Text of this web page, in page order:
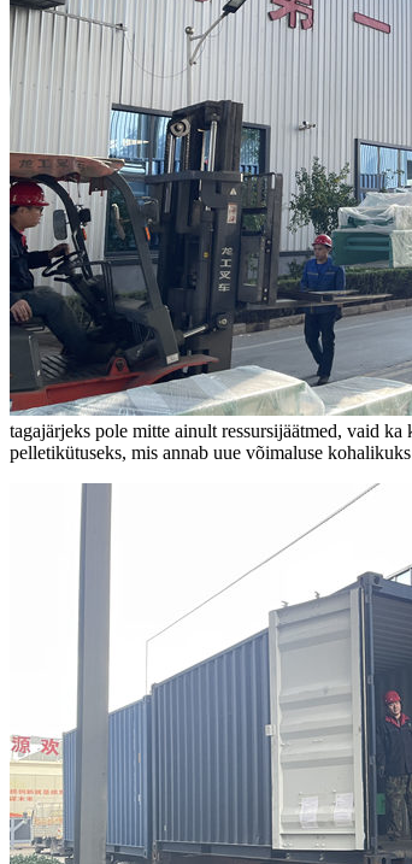
tagajärjeks pole mitte ainult ressursijäätmed, vaid
pelletikütuseks, mis annab uue võimaluse